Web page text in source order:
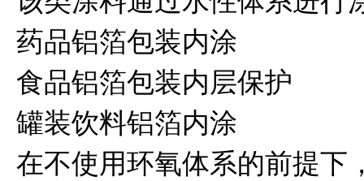
药品铝箔包装内涂
食品铝箔包装内层保护
罐装饮料铝箔内涂
在不使用环氧体系的前提下